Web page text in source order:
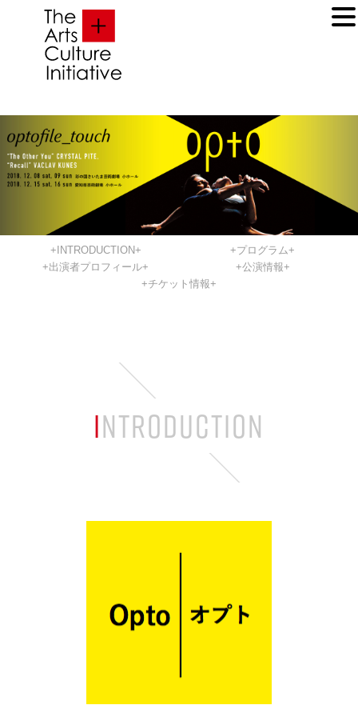
+INTRODUCTION+
+プログラム+
+出演者プロフィール+
+公演情報+
+チケット情報+
INTRODUCTION